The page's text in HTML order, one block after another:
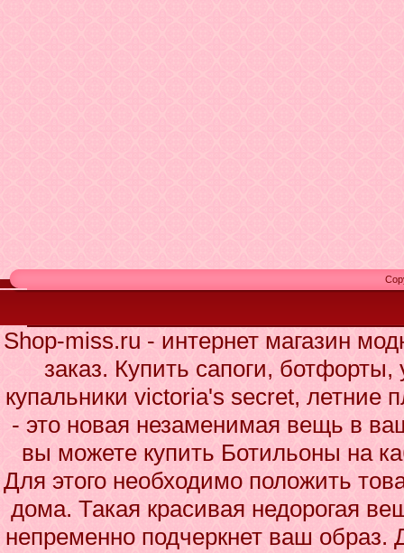
Shop-miss.ru - интернет магазин
заказ. Купить сапоги,
купальники victoria's secret, летние
- это новая незаменимая вещь в
вы можете купить Ботильоны на
Для этого необходимо положить
дома. Такая красивая недорогая
непременно подчеркнет ваш